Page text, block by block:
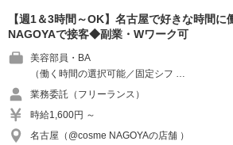
【週1＆3時間～OK】名古屋で好きな時間
NAGOYAで接客◆副業・Wワーク可
美容部員・BA
（働く時間の選択可能／固定シフ …
業務委託（フリーランス）
時給1,600円 ～
名古屋（@cosme NAGOYAの店舗 ）